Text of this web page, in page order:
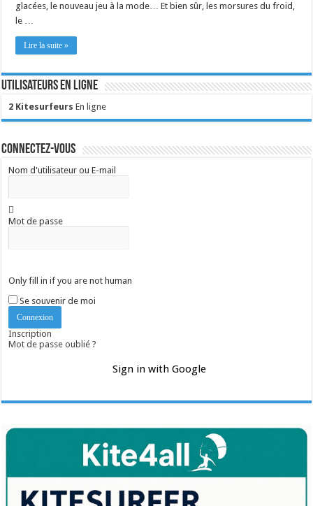
glacées, le nouveau jeu à la mode… Et bien sûr, les morsures du froid,
le …
Lire la suite »
Utilisateurs en ligne
2 Kitesurfeurs En ligne
Connectez-vous
Nom d'utilisateur ou E-mail
Mot de passe
Only fill in if you are not human
Se souvenir de moi
Inscription
Mot de passe oublié ?
Sign in with Google